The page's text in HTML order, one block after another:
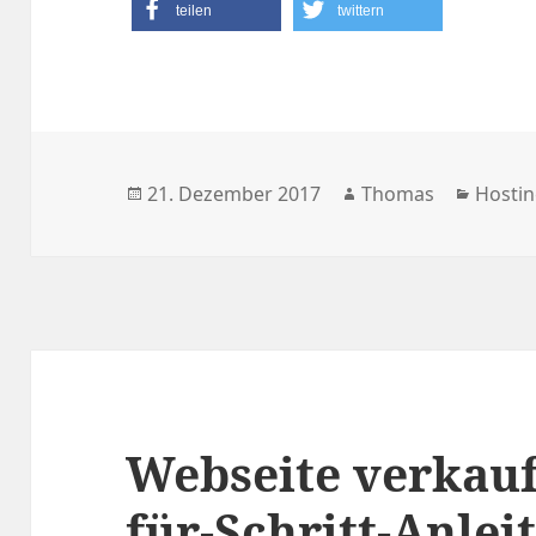
teilen twittern
Veröffentlicht
21. Dezember 2017 Autor
Thomas
Webseite